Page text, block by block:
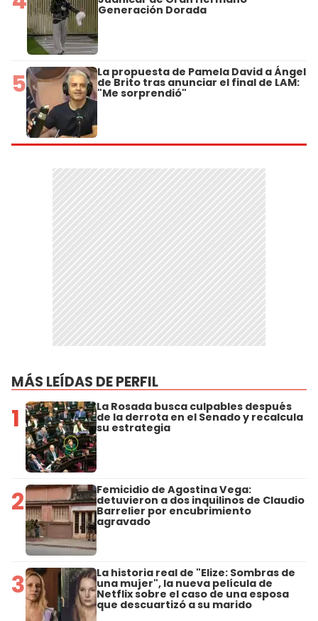
Generación Dorada
5 La propuesta de Pamela David a Ángel
de Brito tras anunciar el final de LAM:
"Me sorprendió"
MÁS LEÍDAS DE PERFIL
1 La Rosada busca culpables después
de la derrota en el Senado y recalcula
su estrategia
2 Femicidio de Agostina Vega:
detuvieron a dos inquilinos de Claudio
Barrelier por encubrimiento
agravado
3 La historia real de "Elize: Sombras de
una mujer", la nueva película de
Netflix sobre el caso de una esposa
que descuartizó a su marido